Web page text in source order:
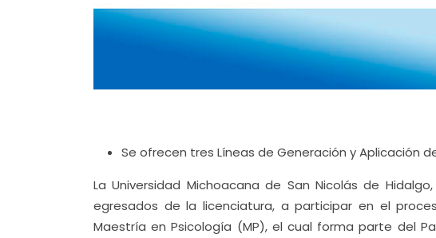
Se ofrecen tres Líneas de Generación y Aplicación
La Universidad Michoacana de San Nicolás de
egresados de la licenciatura, a participar en el
Maestría en Psicología (MP), el cual forma parte del